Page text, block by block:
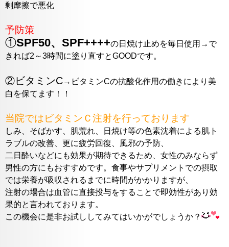
剰摩擦で悪化
予防策
①SPF50、SPF++++の日焼け止めを毎日使用→で
きれば2～3時間に塗り直すとGOODです。
②ビタミンC→ビタミンCの抗酸化作用の働きにより美
白を保てます！！
当院ではビタミンＣ注射を行っております
しみ、そばかす、肌荒れ、日焼け等の色素沈着による肌ト
ラブルの改善、更に疲労回復、風邪の予防、
二日酔いなどにも効果が期待できるため、女性のみならず
男性の方にもおすすめです。食事やサプリメントでの摂取
では栄養が吸収されるまでに時間がかかりますが、
注射の場合は血管に直接投与をすることで即効性があり効
果的と言われております。
この機会に是非お試ししてみてはいかがでしょうか？